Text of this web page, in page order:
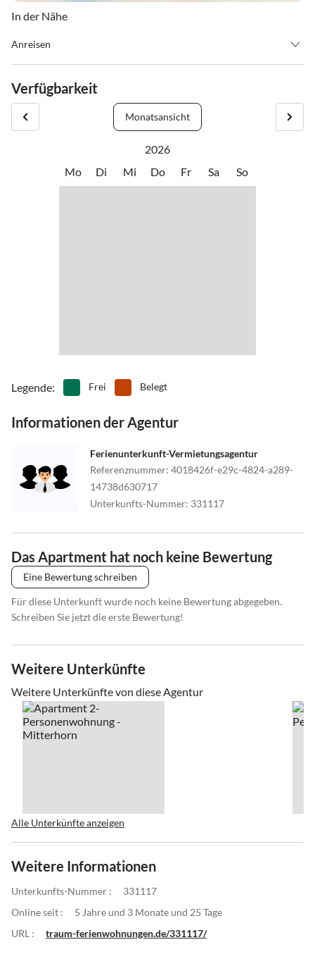
In der Nähe
Anreisen
Verfügbarkeit
Monatsansicht
2026
Mo
Di Mi Do Fr Sa So
Legende: Frei Belegt
Informationen der Agentur
Ferienunterkunft-Vermietungsagentur
Referenznummer: 4018426f-e29c-4824-a289-
14738d630717
Unterkunfts-Nummer: 331117
Das Apartment hat noch keine Bewertung
Eine Bewertung schreiben
Für diese Unterkunft wurde noch keine Bewertung abgegeben.
Schreiben Sie jetzt die erste Bewertung!
Weitere Unterkünfte
Weitere Unterkünfte von diese Agentur
Alle Unterkünfte anzeigen
Weitere Informationen
Unterkunfts-Nummer :
331117
Online seit :
5 Jahre und 3 Monate und 25 Tage
URL :
traum-ferienwohnungen.de/331117/